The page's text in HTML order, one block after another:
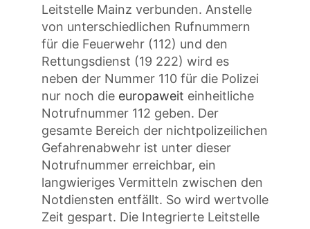
Leitstelle Mainz verbunden. Anstelle
von unterschiedlichen Rufnummern
für die Feuerwehr (112) und den
Rettungsdienst (19 222) wird es
neben der Nummer 110 für die Polizei
nur noch die europaweit einheitliche
Notrufnummer 112 geben. Der
gesamte Bereich der nichtpolizeilichen
Gefahrenabwehr ist unter dieser
Notrufnummer erreichbar, ein
langwieriges Vermitteln zwischen den
Notdiensten entfällt. So wird wertvolle
Zeit gespart. Die Integrierte Leitstelle